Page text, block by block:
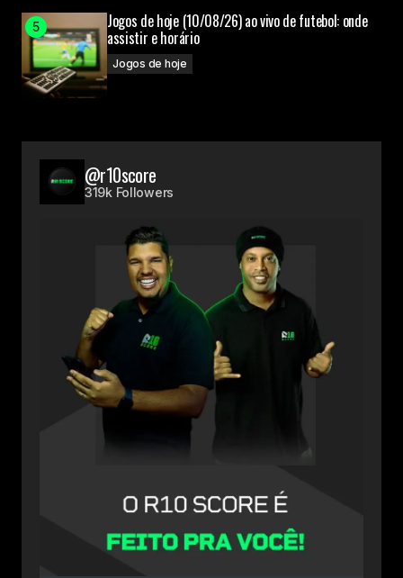
Jogos de hoje (10/08/26) ao vivo de futebol: onde
assistir e horário
Jogos de hoje
@r10score
319k Followers